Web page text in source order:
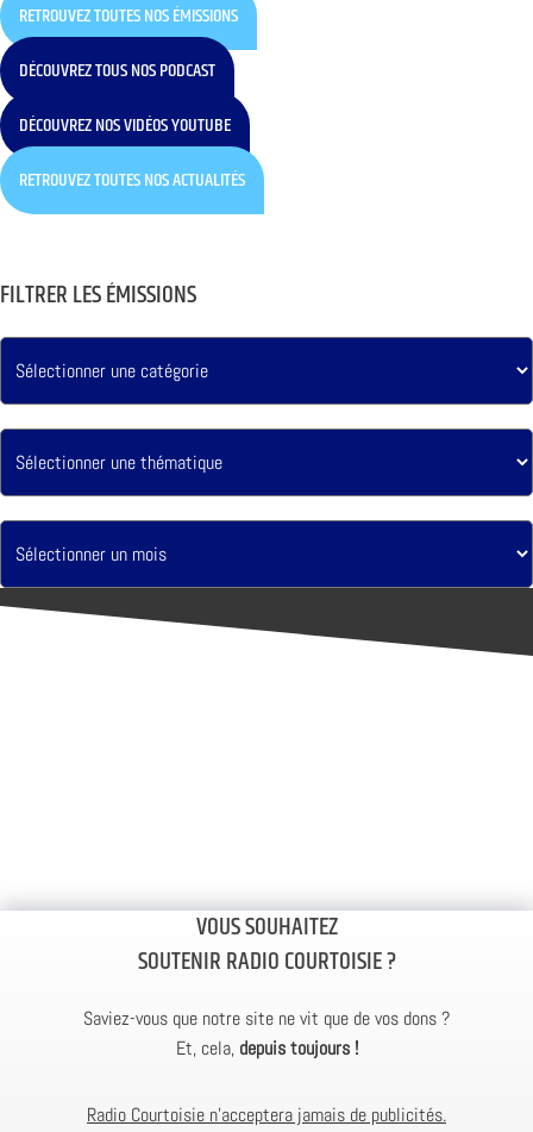
RETROUVEZ TOUTES NOS ÉMISSIONS
DÉCOUVREZ TOUS NOS PODCAST
DÉCOUVREZ NOS VIDÉOS YOUTUBE
RETROUVEZ TOUTES NOS ACTUALITÉS
FILTRER LES ÉMISSIONS
VOUS SOUHAITEZ
SOUTENIR RADIO COURTOISIE ?
Saviez-vous que notre site ne vit que de vos dons ?
Et, cela, depuis toujours !
Radio Courtoisie n’acceptera jamais de publicités.